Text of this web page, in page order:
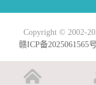
Copyright © 2002-
赣ICP备2025061565号